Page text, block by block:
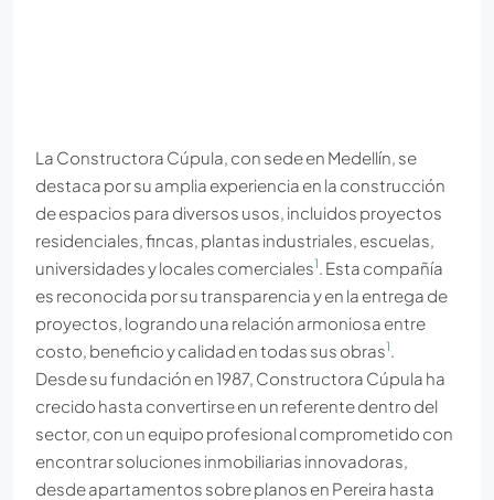
La Constructora Cúpula, con sede en Medellín, se
destaca por su amplia experiencia en la construcción
de espacios para diversos usos, incluidos proyectos
residenciales, fincas, plantas industriales, escuelas,
universidades y locales comerciales1 . Esta compañía
es reconocida por su transparencia y en la entrega de
proyectos, logrando una relación armoniosa entre
costo, beneficio y calidad en todas sus obras1
Desde su fundación en 1987, Constructora Cúpula ha
crecido hasta convertirse en un referente dentro del
sector, con un equipo profesional comprometido con
encontrar soluciones inmobiliarias innovadoras,
desde apartamentos sobre planos en Pereira hasta